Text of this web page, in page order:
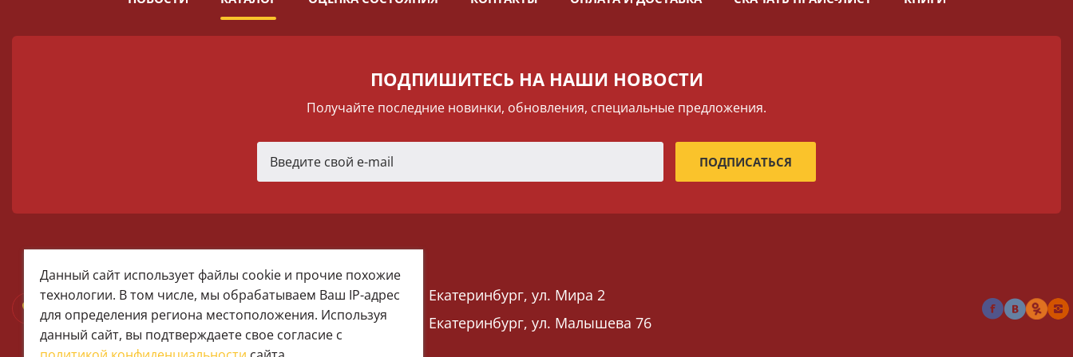
ПОДПИШИТЕСЬ НА НАШИ НОВОСТИ
Получайте последние новинки, обновления, специальные предложения.
+7 (922) 025-50-71 (MAX)
Тел:+7 (343) 374-15-67 (Мира 2)
Тел: +7 (343) 371-19-13 (Малышева 76)
Екатеринбург, ул. Мира 2
Екатеринбург, ул. Малышева 76
Данный сайт использует файлы cookie и прочие похожие
технологии. В том числе, мы обрабатываем Ваш IP-адрес
для определения региона местоположения. Используя
данный сайт, вы подтверждаете свое согласие с